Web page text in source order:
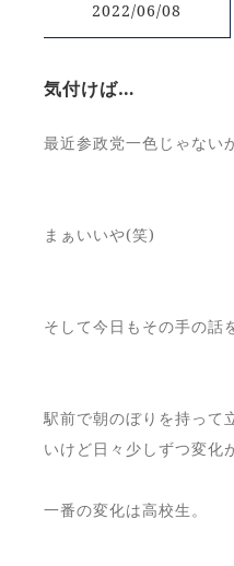
2022/06/08
気付けば…
最近参政党一色じゃない
まぁいいや(笑)
そして今日もその手の話
駅前で朝のぼりを持って
いけど日々少しずつ変化
一番の変化は高校生。